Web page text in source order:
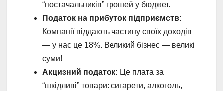
“постачальників” грошей у бюджет.
Податок на прибуток підприємств:
Компанії віддають частину своїх доходів
— у нас це 18%. Великий бізнес — великі
суми!
Акцизний податок: Це плата за
“шкідливі” товари: сигарети, алкоголь,